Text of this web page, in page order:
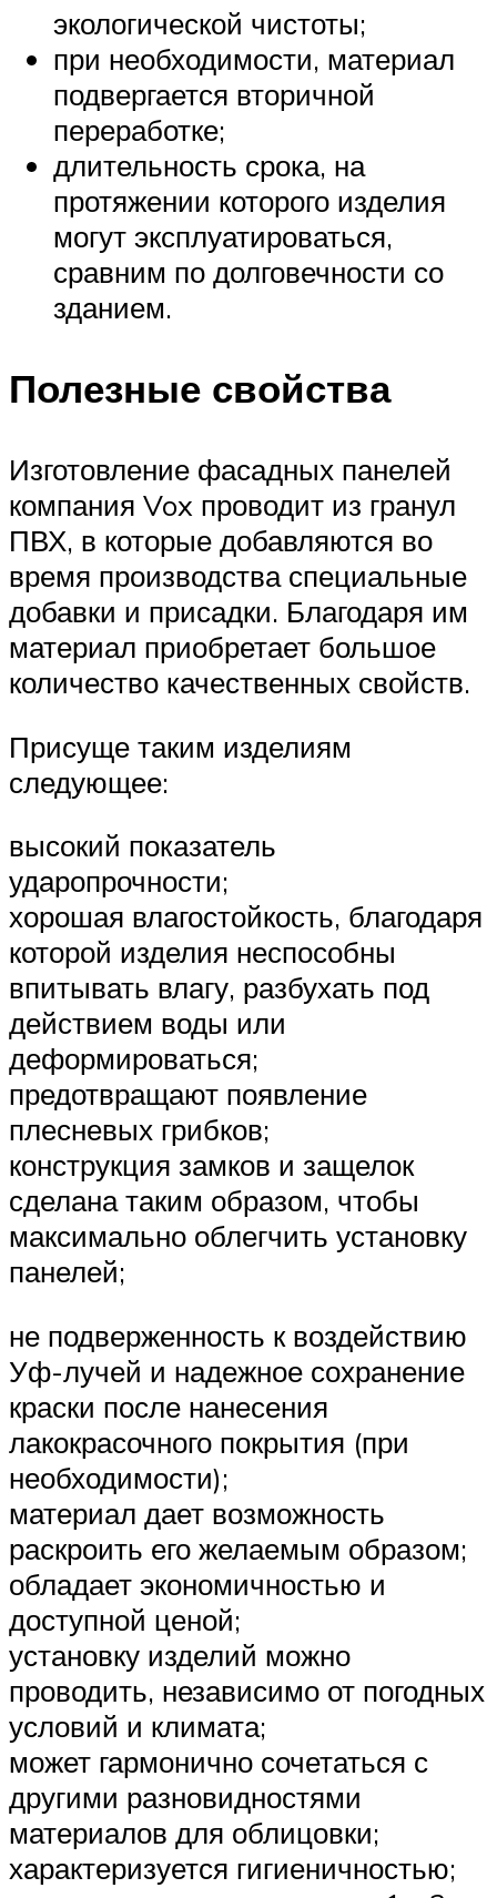
экологической чистоты;
при необходимости, материал
подвергается вторичной
переработке;
длительность срока, на
протяжении которого изделия
могут эксплуатироваться,
сравним по долговечности со
зданием.
Полезные свойства
Изготовление фасадных панелей
компания Vox проводит из гранул
ПВХ, в которые добавляются во
время производства специальные
добавки и присадки. Благодаря им
материал приобретает большое
количество качественных свойств.
Присуще таким изделиям
следующее:
высокий показатель
ударопрочности;
хорошая влагостойкость, благодаря
которой изделия неспособны
впитывать влагу, разбухать под
действием воды или
деформироваться;
предотвращают появление
плесневых грибков;
конструкция замков и защелок
сделана таким образом, чтобы
максимально облегчить установку
панелей;
не подверженность к воздействию
Уф-лучей и надежное сохранение
краски после нанесения
лакокрасочного покрытия (при
необходимости);
материал дает возможность
раскроить его желаемым образом;
обладает экономичностью и
доступной ценой;
установку изделий можно
проводить, независимо от погодных
условий и климата;
может гармонично сочетаться с
другими разновидностями
материалов для облицовки;
характеризуется гигиеничностью;